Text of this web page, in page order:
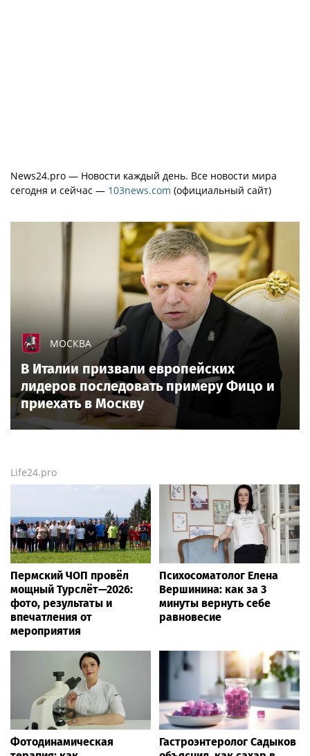
News24.pro — Новости каждый день. Все новости мира
сегодня и сейчас — 103news.com (официальный сайт)
МОСКВА
В Италии призвали европейских
лидеров последовать примеру Фицо и
приехать в Москву
Life24.pro
Пермский ЧОП провёл
мощный Турслёт—2026:
фото, результаты и
впечатления от
мероприятия
Психосоматолог Елена
Вершинина: как за 3
минуты вернуть себе
равновесие
Фотодинамическая
Гастроэнтеролог Садыков